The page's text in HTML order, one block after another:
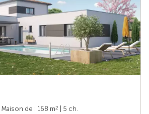
| Maison de : 168 m2
| 5 ch.